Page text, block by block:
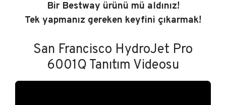
Bir Bestway ürünü mü aldınız!
Tek yapmanız gereken keyfini çıkarmak!
San Francisco HydroJet Pro
6001Q Tanıtım Videosu